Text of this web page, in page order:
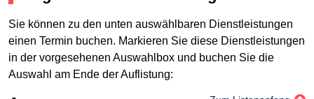
Sie können zu den unten auswählbaren Dienstleistungen
einen Termin buchen. Markieren Sie diese Dienstleistungen
in der vorgesehenen Auswahlbox und buchen Sie die
Auswahl am Ende der Auflistung: